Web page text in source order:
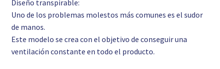
Diseño transpirable:
Uno de los problemas molestos más comunes es el sudor
de manos.
Este modelo se crea con el objetivo de conseguir una
ventilación constante en todo el producto.